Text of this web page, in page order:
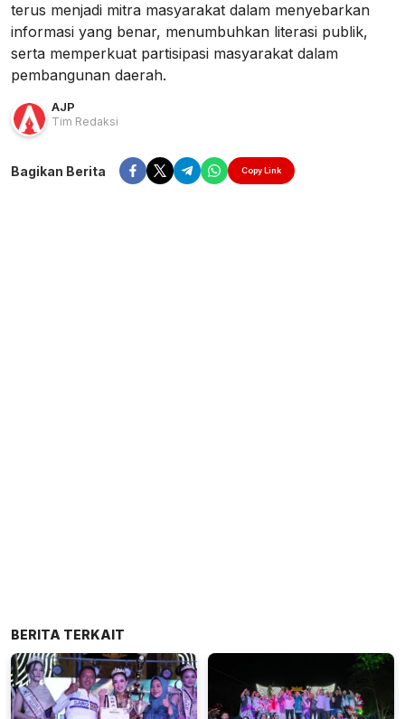
terus menjadi mitra masyarakat dalam menyebarkan
informasi yang benar, menumbuhkan literasi publik,
serta memperkuat partisipasi masyarakat dalam
pembangunan daerah.
AJP
Tim Redaksi
Bagikan Berita Copy Link
BERITA TERKAIT